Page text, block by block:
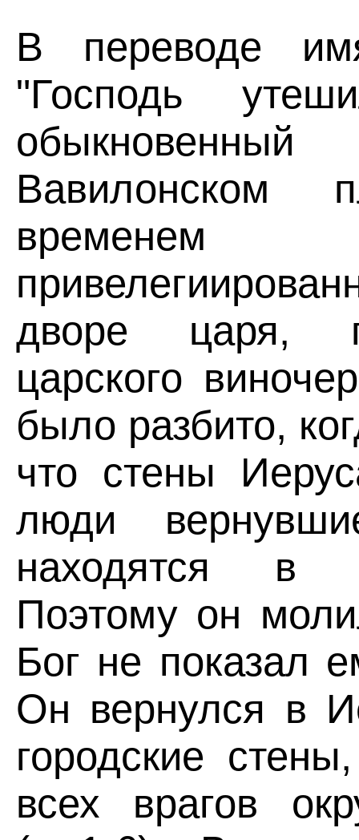
В переводе
"Господь
Вавилонском
дворе царя,
царского
было разбито,
что стены
люди
находятся в
Поэтому он
Бог не показал
Он вернулся в
городские
всех врагов